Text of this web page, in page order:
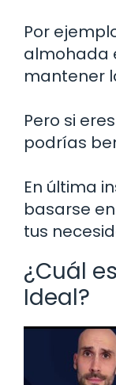
Por
almohada
mantener
Pero si
podrías
En última
basarse
tus
¿Cuál
Ideal?